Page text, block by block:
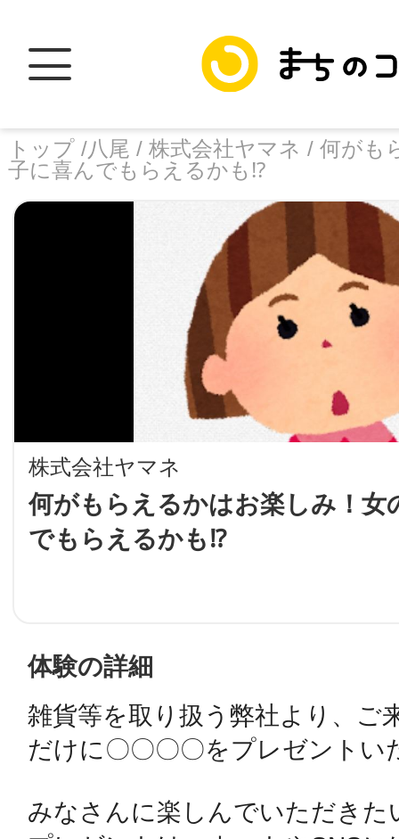
トップ /八尾 / 株式会社ヤマネ / 何がも
子に喜んでもらえるかも⁉️
株式会社ヤマネ
何がもらえるかはお楽しみ！女
でもらえるかも⁉️
facebook
SMS
URLをコピー
体験の詳細
雑貨等を取り扱う弊社より、ご
だけに〇〇〇〇をプレゼントい
みなさんに楽しんでいただきた
トップ
加盟スポットに
地域に導入を
智頭